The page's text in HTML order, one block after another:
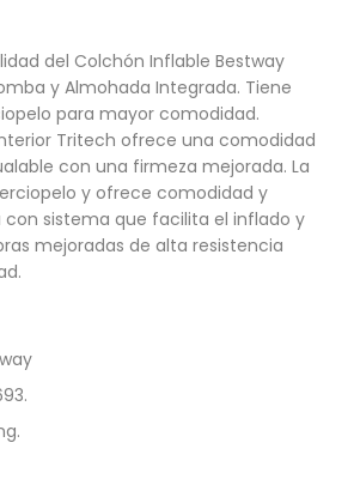
del Colchón Inflable Bestway
y Almohada Integrada. Tiene
para mayor comodidad.
Tritech ofrece una comodidad
con una firmeza mejorada. La
y ofrece comodidad y
con sistema que facilita el inflado y
mejoradas de alta resistencia